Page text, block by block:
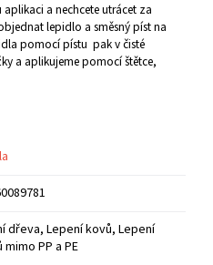
a nechcete utrácet za
lepidlo a směsný píst na
pomocí pístu pak v čisté
a aplikujeme pomocí štětce,
dřeva, Lepení kovů, Lepení
PP a PE